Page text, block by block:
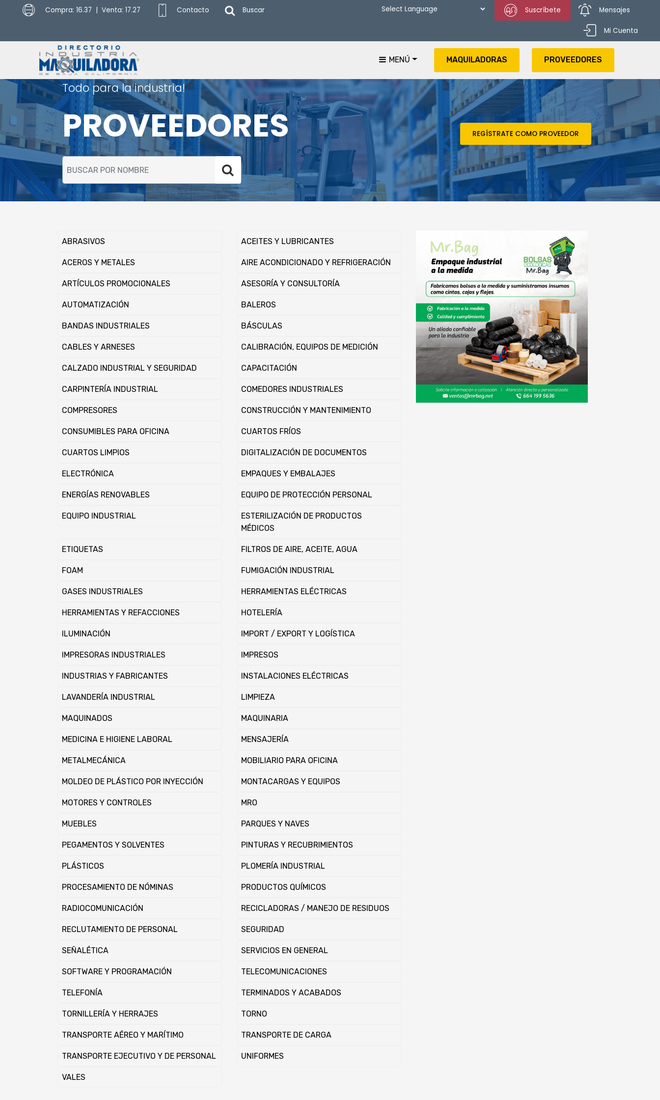
Compra: 16.37 | Venta: 17.27 Contacto Buscar Suscríbete Mensajes
Mi Cuenta
MENÚ MAQUILADORAS PROVEEDORES
Todo para la industria!
PROVEEDORES REGÍSTRATE COMO PROVEEDOR
ABRASIVOS ACEITES Y LUBRICANTES
ACEROS Y METALES AIRE ACONDICIONADO Y REFRIGERACIÓN
ARTÍ­CULOS PROMOCIONALES ASESORÍ­A Y CONSULTORÍ­A
AUTOMATIZACIÓN BALEROS
BANDAS INDUSTRIALES BÁSCULAS
CABLES Y ARNESES CALIBRACIÓN, EQUIPOS DE MEDICIÓN
CALZADO INDUSTRIAL Y SEGURIDAD CAPACITACIÓN
CARPINTERÍ­A INDUSTRIAL COMEDORES INDUSTRIALES
COMPRESORES CONSTRUCCIÓN Y MANTENIMIENTO
CONSUMIBLES PARA OFICINA CUARTOS FRÍOS
CUARTOS LIMPIOS DIGITALIZACIÓN DE DOCUMENTOS
ELECTRÓNICA EMPAQUES Y EMBALAJES
ENERGÍ­AS RENOVABLES EQUIPO DE PROTECCIÓN PERSONAL
EQUIPO INDUSTRIAL
ESTERILIZACIÓN DE PRODUCTOS
MÉDICOS
ETIQUETAS FILTROS DE AIRE, ACEITE, AGUA
FOAM FUMIGACIÓN INDUSTRIAL
GASES INDUSTRIALES HERRAMIENTAS ELÉCTRICAS
HERRAMIENTAS Y REFACCIONES HOTELERÍA
ILUMINACIÓN IMPORT / EXPORT Y LOGÍ­STICA
IMPRESORAS INDUSTRIALES IMPRESOS
INDUSTRIAS Y FABRICANTES INSTALACIONES ELÉCTRICAS
LAVANDERÍ­A INDUSTRIAL LIMPIEZA
MAQUINADOS MAQUINARIA
MEDICINA E HIGIENE LABORAL MENSAJERÍ­A
METALMECÁNICA MOBILIARIO PARA OFICINA
MOLDEO DE PLÁSTICO POR INYECCIÓN MONTACARGAS Y EQUIPOS
MOTORES Y CONTROLES MRO
MUEBLES PARQUES Y NAVES
PEGAMENTOS Y SOLVENTES PINTURAS Y RECUBRIMIENTOS
PLÁSTICOS PLOMERÍA INDUSTRIAL
PROCESAMIENTO DE NÓMINAS PRODUCTOS QUÍ­MICOS
RADIOCOMUNICACIÓN RECICLADORAS / MANEJO DE RESIDUOS
RECLUTAMIENTO DE PERSONAL SEGURIDAD
SEÑALÉTICA SERVICIOS EN GENERAL
SOFTWARE Y PROGRAMACIÓN TELECOMUNICACIONES
TELEFONÍA TERMINADOS Y ACABADOS
TORNILLERÍ­A Y HERRAJES TORNO
TRANSPORTE AÉREO Y MARÍ­TIMO TRANSPORTE DE CARGA
TRANSPORTE EJECUTIVO Y DE PERSONAL UNIFORMES
VALES